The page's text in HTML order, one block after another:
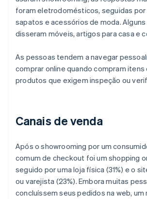
foram eletrodomésticos, seguidas por
sapatos e acessórios de moda.
disseram móveis, artigos para casa e
As pessoas tendem a navegar
comprar online quando compram
produtos que exigem inspeção ou
Canais de venda
Após o showrooming por um
comum de checkout foi um shopping
seguido por uma loja física (31%) e o
ou varejista (23%). Embora muitas
concluíssem seus pedidos na web, um